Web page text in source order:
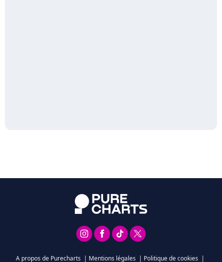
A propos de Purecharts | Mentions légales | Politique de cookies |